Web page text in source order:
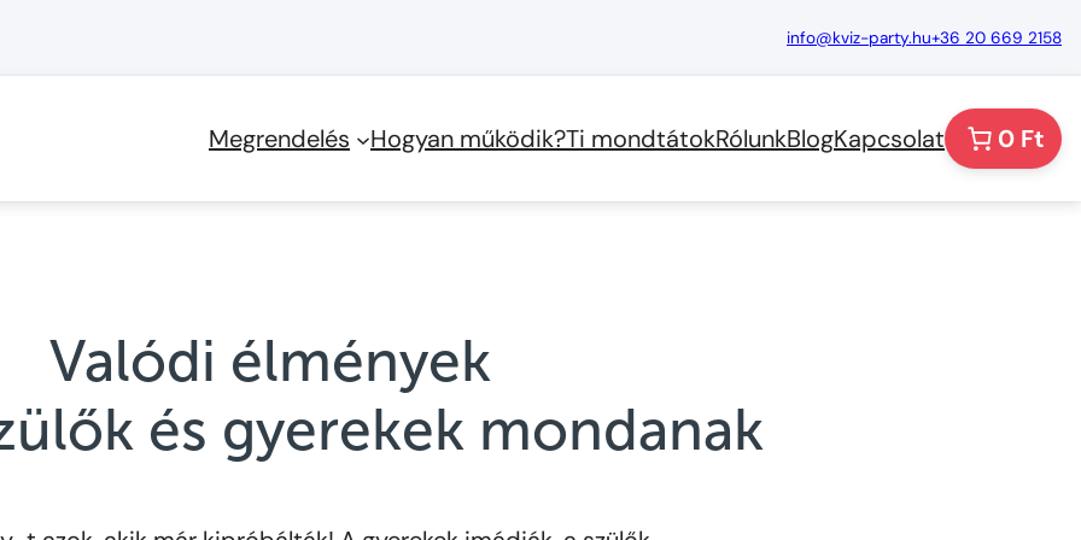
info@kviz-party.hu+36 20 669 2158
Megrendelés Hogyan működik?Ti mondtátokRólunkBlogKapcsolat 0 Ft
Valódi élmények
és gyerekek mondanak